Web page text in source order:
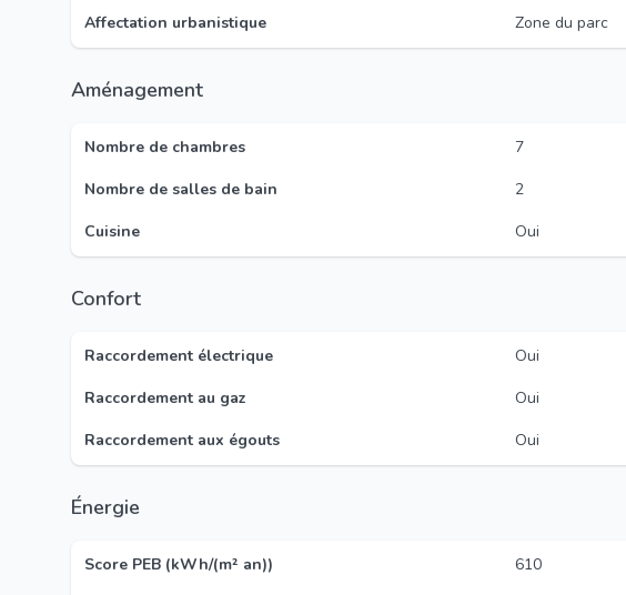
Affectation urbanistique
Zone du parc
Aménagement
Nombre de chambres
7
Nombre de salles de bain
2
Cuisine
Oui
Confort
Raccordement électrique
Oui
Raccordement au gaz
Oui
Raccordement aux égouts
Oui
Énergie
Score PEB (kWh/(m² an))
610